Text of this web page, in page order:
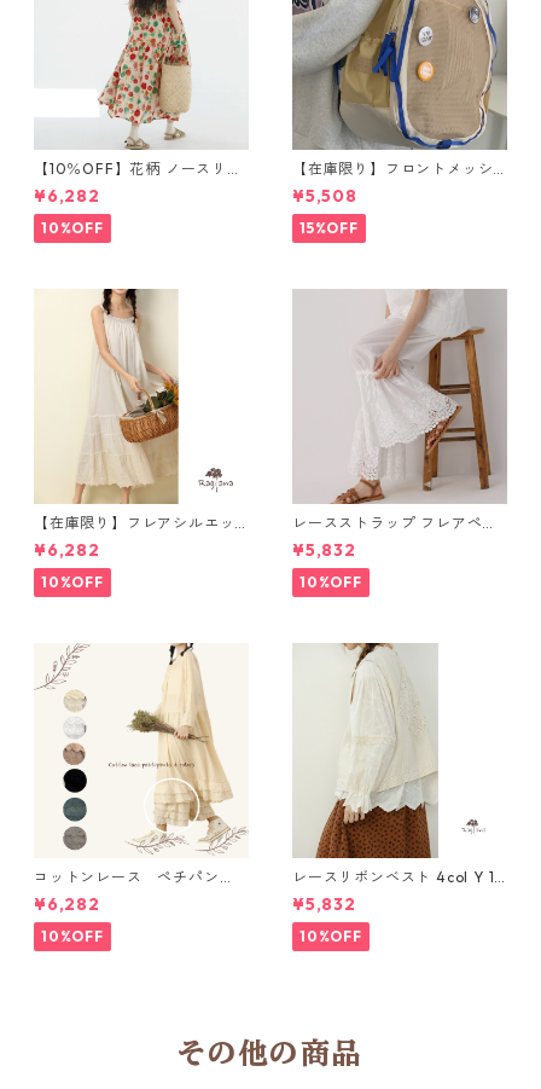
【10％OFF】花柄 ノースリー
ブワンピース 10768
¥6,282
10%OFF
【在庫限り】フロントメッシ
ュ バックパック M 2col 11170
¥5,508
15%OFF
【在庫限り】フレアシルエッ
ト キャミワンピース 2col N
WP123
¥6,282
10%OFF
レースストラップ フレアペチ
パンツ Y 10925
¥5,832
10%OFF
コットンレース ペチパン
ツ 6 colors R2020131
¥6,282
10%OFF
レースリボンベスト 4col Y 111
15
¥5,832
10%OFF
その他の商品